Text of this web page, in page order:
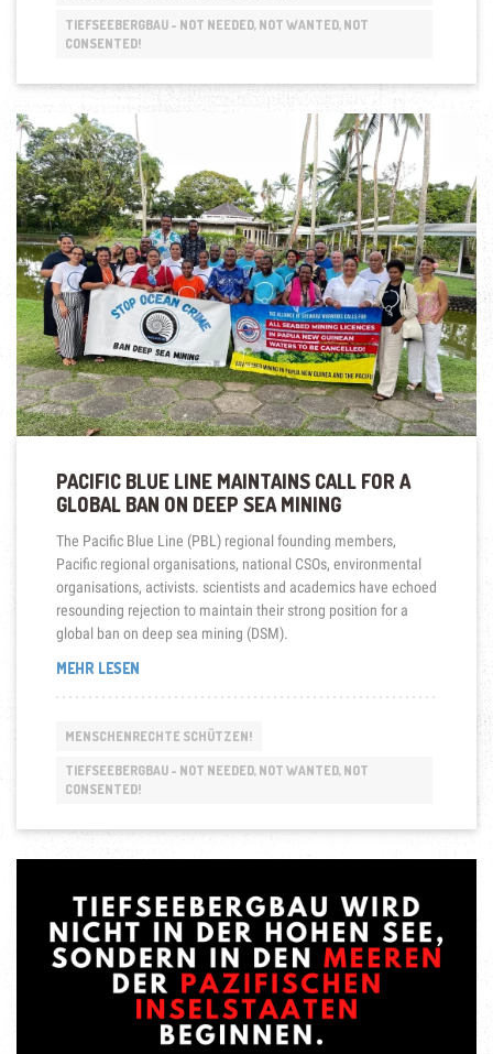
TIEFSEEBERGBAU - NOT NEEDED, NOT WANTED, NOT
CONSENTED!
PACIFIC BLUE LINE MAINTAINS CALL FOR A
GLOBAL BAN ON DEEP SEA MINING
The Pacific Blue Line (PBL) regional founding members,
Pacific regional organisations, national CSOs, environmental
organisations, activists. scientists and academics have echoed
resounding rejection to maintain their strong position for a
global ban on deep sea mining (DSM).
MEHR LESEN„PACIFIC
MAINTAINS
FOR
A
BAN
ON
SEA
MINING“
MENSCHENRECHTE SCHÜTZEN!
TIEFSEEBERGBAU - NOT NEEDED, NOT WANTED, NOT
CONSENTED!